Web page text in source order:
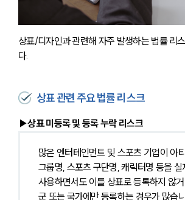
상표/디자인과 관련해 자주 발생하는 법률 리
다.
상표 관련 주요 법률 리스크
▶상표 미등록 및 등록 누락 리스크
많은 엔터테인먼트 및 스포츠 기업이 아
그룹명, 스포츠 구단명, 캐릭터명 등을 실
사용하면서도 이를 상표로 등록하지 않
군 또는 국가에만 등록하는 경우가 많습